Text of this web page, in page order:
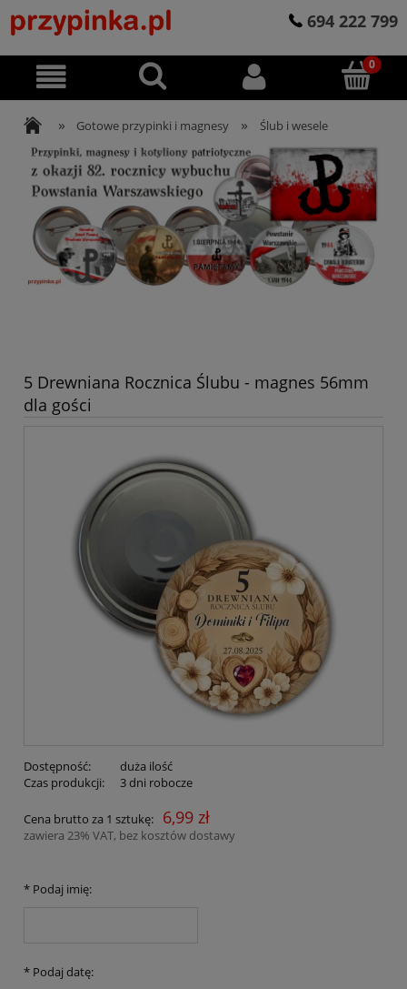
694 222 799
» Gotowe przypinki i magnesy » Ślub i wesele
5 Drewniana Rocznica Ślubu - magnes 56mm
dla gości
Dostępność:
duża ilość
Czas produkcji:
3 dni robocze
Cena brutto za 1 sztukę: 6,99 zł
zawiera 23% VAT, bez kosztów dostawy
* Podaj imię:
* Podaj datę: